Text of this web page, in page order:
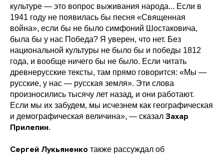
культуре — это вопрос выживания народа... Если в
1941 году не появилась бы песня «Священная
война», если бы не было симфоний Шостаковича,
была бы у нас Победа? Я уверен, что нет. Без
национальной культуры не было бы и победы 1812
года, и вообще ничего бы не было. Если читать
древнерусские тексты, там прямо говорится: «Мы —
русские, у нас — русская земля». Эти слова
произносились тысячу лет назад, и они работают.
Если мы их забудем, мы исчезнем как географическая
и демографическая величина», — сказал Захар
Прилепин.
Сергей Лукьяненко также рассуждал об